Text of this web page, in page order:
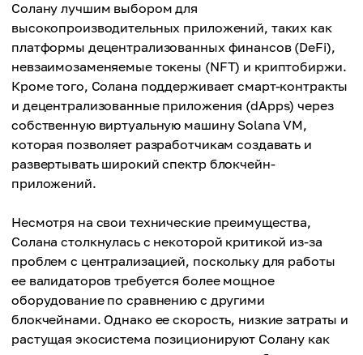
Солану лучшим выбором для
высокопроизводительных приложений, таких как
платформы децентрализованных финансов (DeFi),
невзаимозаменяемые токены (NFT) и криптобиржи.
Кроме того, Солана поддерживает смарт-контракты
и децентрализованные приложения (dApps) через
собственную виртуальную машину Solana VM,
которая позволяет разработчикам создавать и
развертывать широкий спектр блокчейн-
приложений.
Несмотря на свои технические преимущества,
Солана столкнулась с некоторой критикой из-за
проблем с централизацией, поскольку для работы
ее валидаторов требуется более мощное
оборудование по сравнению с другими
блокчейнами. Однако ее скорость, низкие затраты и
растущая экосистема позиционируют Солану как